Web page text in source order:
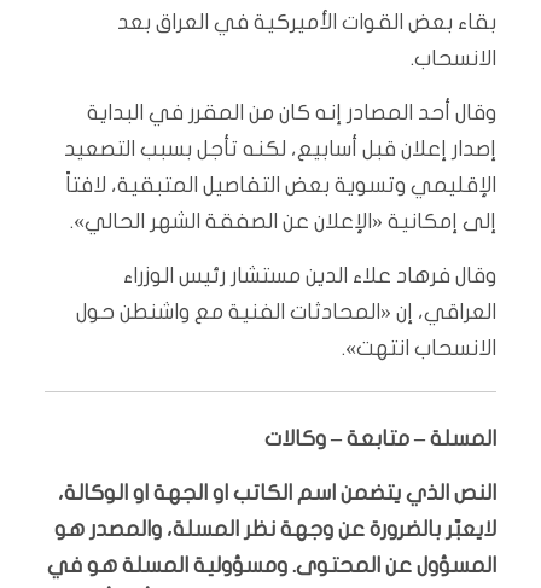
بقاء بعض القوات الأميركية في العراق بعد
الانسحاب.
وقال أحد المصادر إنه كان من المقرر في البداية
إصدار إعلان قبل أسابيع، لكنه تأجل بسبب التصعيد
الإقليمي وتسوية بعض التفاصيل المتبقية، لافتاً
إلى إمكانية «الإعلان عن الصفقة الشهر الحالي».
وقال فرهاد علاء الدين مستشار رئيس الوزراء
العراقي، إن «المحادثات الفنية مع واشنطن حول
الانسحاب انتهت».
المسلة – متابعة – وكالات
النص الذي يتضمن اسم الكاتب او الجهة او الوكالة،
لايعبّر بالضرورة عن وجهة نظر المسلة، والمصدر هو
المسؤول عن المحتوى. ومسؤولية المسلة هو في